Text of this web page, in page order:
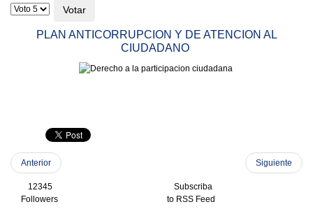
Por
favor,
PLAN ANTICORRUPCION Y DE ATENCION AL
CIUDADANO
Anterior Siguiente
12345
Followers
Subscriba
to RSS Feed